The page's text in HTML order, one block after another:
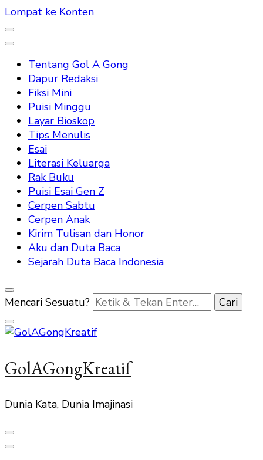
Lompat ke Konten
Tentang Gol A Gong
Dapur Redaksi
Fiksi Mini
Puisi Minggu
Layar Bioskop
Tips Menulis
Esai
Literasi Keluarga
Rak Buku
Puisi Esai Gen Z
Cerpen Sabtu
Cerpen Anak
Kirim Tulisan dan Honor
Aku dan Duta Baca
Sejarah Duta Baca Indonesia
Mencari Sesuatu?
GolAGongKreatif
Dunia Kata, Dunia Imajinasi